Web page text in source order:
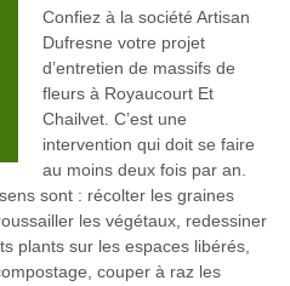
Confiez à la société Artisan
Dufresne votre projet
d’entretien de massifs de
fleurs à Royaucourt Et
Chailvet. C’est une
intervention qui doit se faire
au moins deux fois par an.
sont : récolter les graines
les végétaux, redessiner
plants sur les espaces libérés,
couper à raz les